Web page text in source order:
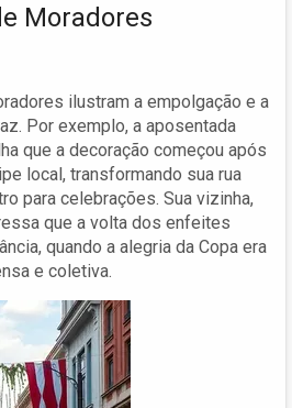
Moradores
ilustram a empolgação e a
Por exemplo, a aposentada
que a decoração começou após
local, transformando sua rua
para celebrações. Sua vizinha,
que a volta dos enfeites
quando a alegria da Copa era
e coletiva.